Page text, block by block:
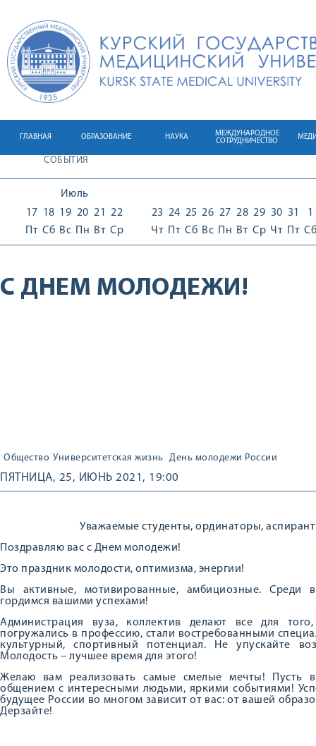
ГЛАВНАЯ ОБРАЗОВАНИЕ НАУКА
МЕЖДУНАРОДНОЕ
СОТРУДНИЧЕСТВО
СОБЫТИЯ
Июль
17
Пт
18
Сб
19
Вс
20
Пн
21
Вт
22
Ср
23
Чт
24
Пт
25
Сб
26
Вс
27
Пн
28
Вт
29
Ср
30
Чт
31
Пт
1
Сб
С ДНЕМ МОЛОДЕЖИ!
Общество Университетская жизнь День молодежи России
ПЯТНИЦА, 25, ИЮНЬ 2021, 19:00
Уважаемые студенты, ординаторы,
Поздравляю вас с Днем молодежи!
Это праздник молодости, оптимизма, энергии!
Вы активные, мотивированные, амбициозные. Среди
гордимся вашими успехами!
Администрация вуза, коллектив делают все для
погружались в профессию, стали востребованными
культурный, спортивный потенциал. Не упускайте
Молодость – лучшее время для этого!
Желаю вам реализовать самые смелые мечты! Пусть
общением с интересными людьми, яркими событиями!
будущее России во многом зависит от вас: от вашей
Дерзайте!